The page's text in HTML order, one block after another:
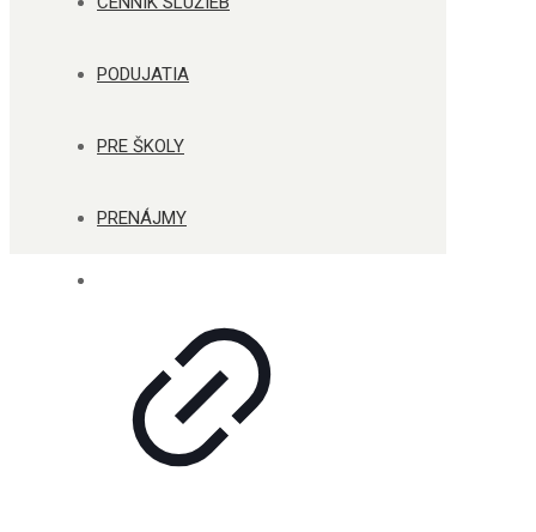
PODUJATIA
PRE ŠKOLY
PRENÁJMY